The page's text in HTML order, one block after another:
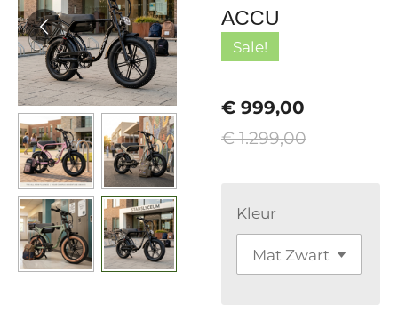
ACCU
Sale!
€ 999,00
€ 1.299,00
Kleur